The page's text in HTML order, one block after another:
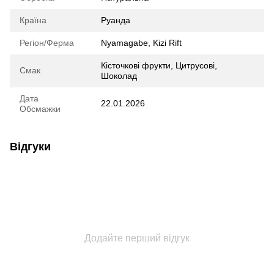
Країна Руанда
Регіон/Ферма Nyamagabe, Kizi Rift
Смак
Кісточкові фрукти, Цитрусові,
Шоколад
Дата
Обсмажки
22.01.2026
Відгуки
Додайте перший відгук